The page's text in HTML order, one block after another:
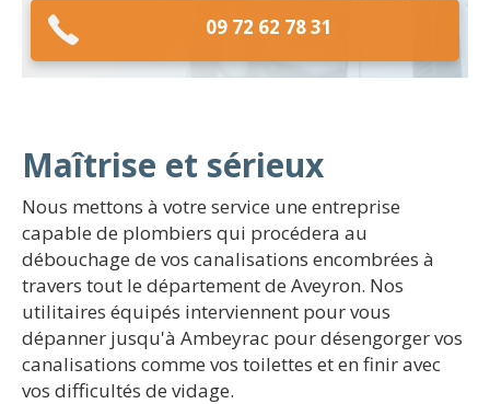
09 72 62 78 31
Maîtrise et sérieux
Nous mettons à votre service une entreprise
capable de plombiers qui procédera au
débouchage de vos canalisations encombrées à
travers tout le département de Aveyron. Nos
utilitaires équipés interviennent pour vous
dépanner jusqu'à Ambeyrac pour désengorger vos
canalisations comme vos toilettes et en finir avec
vos difficultés de vidage.